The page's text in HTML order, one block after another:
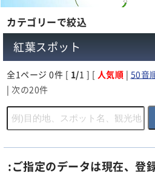
カテゴリーで絞込
紅葉スポット
全1ページ 0件 [ 1/1 ] [ 人気順 | 50音
| 次の20件
:ご指定のデータは現在、登